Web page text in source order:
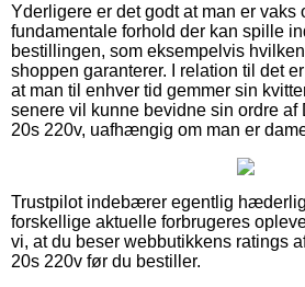
Yderligere er det godt at man er vaks
fundamentale forhold der kan spille
bestillingen, som eksempelvis
shoppen garanterer. I relation til det
at man til enhver tid gemmer sin
senere vil kunne bevidne sin ordre af
20s 220v, uafhængig om man er
Trustpilot indebærer egentlig
forskellige aktuelle forbrugeres
vi, at du beser webbutikkens ratings
20s 220v før du bestiller.